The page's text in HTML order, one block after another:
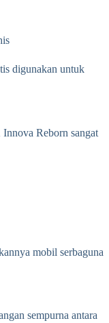
digunakan untuk
Reborn sangat
mobil serbaguna
sempurna antara